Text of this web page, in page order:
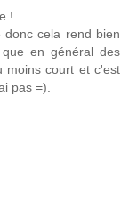
!
cela rend bien
en général des
moins court et c'est
pas =).